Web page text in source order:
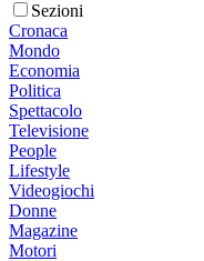
Sezioni
Cronaca
Mondo
Economia
Politica
Spettacolo
Televisione
People
Lifestyle
Videogiochi
Donne
Magazine
Motori